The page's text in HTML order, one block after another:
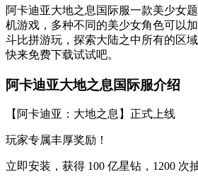
阿卡迪亚大地之息国际服一款美少女
机游戏，多种不同的美少女角色可以
斗比拼游玩，探索大陆之中所有的区
快来免费下载试试吧。
阿卡迪亚大地之息国际服介绍
【阿卡迪亚：大地之息】正式上线
玩家专属丰厚奖励！
立即安装，获得 100 亿星钻，1200 次